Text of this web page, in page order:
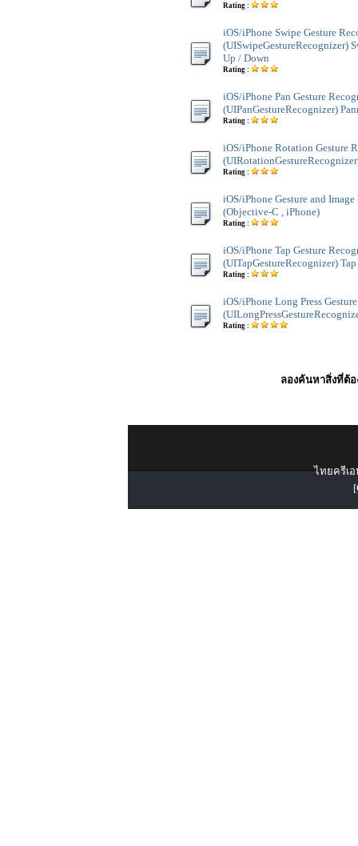
Rating :
iOS/iPhone Swipe Gesture
(UISwipeGestureRecognizer)
Up / Down
Rating :
iOS/iPhone Pan Gesture
(UIPanGestureRecognizer)
Rating :
iOS/iPhone Rotation Gesture
Rating :
iOS/iPhone Gesture and
(Objective-C , iPhone)
Rating :
iOS/iPhone Tap Gesture
(UITapGestureRecognizer)
Rating :
iOS/iPhone Long Press
Rating :
ลองค้นหาสิ่งที่ต้อ
ไทยครีเอ
[